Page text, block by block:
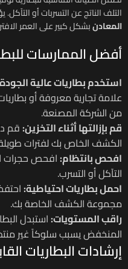
التلف الناتج عن التسربات أو التآكل.
المعادنبشكل كبير على العمر
أفضل الممارسات
استخدم بطاريات عالية
علامة تجارية معروفة أو
من الشركة المصنعة.
قم بإزالتها أثناء التخزين:قم
الكشف الخاص بك لفترات
افحص بانتظام:افحص حجرات
التآكل أو التسرب.
احمل بطاريات احتياطية:
مجموعة الكشف الخاصة بك.
راقب المستويات:استبدل
المنخفض يسبب سلوكاً غير
إرشادات البطاريات